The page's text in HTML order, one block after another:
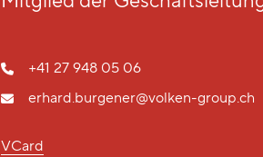
+41 27 948 05 06
erhard.burgener@volken-group.ch
VCard